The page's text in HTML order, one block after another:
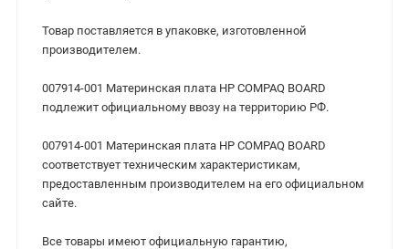
Товар поставляется в упаковке, изготовленной
производителем.
007914-001 Материнская плата HP COMPAQ BOARD
подлежит официальному ввозу на территорию РФ.
007914-001 Материнская плата HP COMPAQ BOARD
cоответствует техническим характеристикам,
предоставленным производителем на его официальном
сайте.
Все товары имеют официальную гарантию,